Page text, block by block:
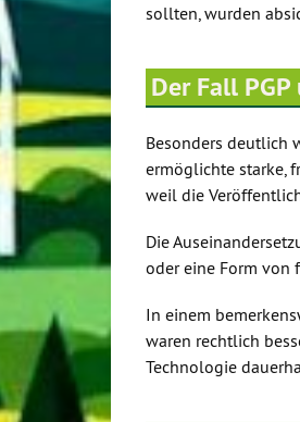
sollten, wurden
Der Fall
Besonders deutlich
ermöglichte starke,
weil die
Die
oder eine Form von
In einem
waren rechtlich
Technologie